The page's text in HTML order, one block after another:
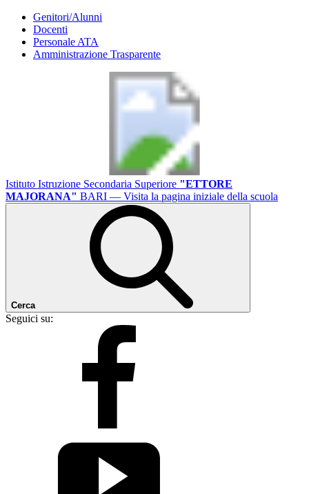
Genitori/Alunni
Docenti
Personale ATA
Amministrazione Trasparente
Istituto Istruzione Secondaria Superiore "ETTORE
MAJORANA" BARI — Visita la pagina iniziale della scuola
Cerca
Seguici su: